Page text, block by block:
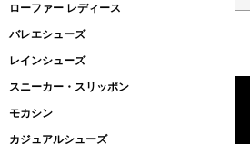
ローファー レディース
バレエシューズ
レインシューズ
スニーカー・スリッポン
モカシン
カジュアルシューズ